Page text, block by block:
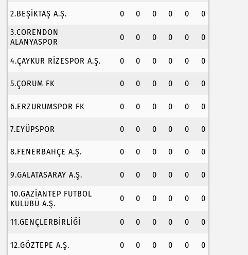
2.BEŞİKTAŞ A.Ş. 0 0 0 0 0
0
3.CORENDON
ALANYASPOR
0 0 0 0 0 0
4.ÇAYKUR RİZESPOR A.Ş. 0 0 0 0 0 0
5.ÇORUM FK 0 0 0 0 0 0
6.ERZURUMSPOR FK 0 0 0 0 0 0
7.EYÜPSPOR 0 0 0 0 0 0
8.FENERBAHÇE A.Ş. 0 0 0 0 0 0
9.GALATASARAY A.Ş. 0 0 0 0 0
0
10.GAZİANTEP FUTBOL
KULÜBÜ A.Ş.
0 0 0 0 0 0
11.GENÇLERBİRLİĞİ 0 0 0 0 0 0
12.GÖZTEPE A.Ş. 0 0 0 0 0
0